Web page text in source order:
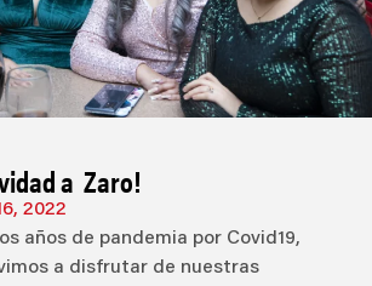
a Zaro!
2022
años de pandemia por Covid19,
a disfrutar de nuestras